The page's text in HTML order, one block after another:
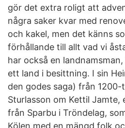
gör det extra roligt att
några saker kvar med
och kakel, men det känns
förhållande till allt vad vi
har också en
ett land i besittning. I sin
den godes saga) från
Sturlasson om Kettil Jamte,
från Sparbu i Tröndelag,
Kölen med en mängd folk